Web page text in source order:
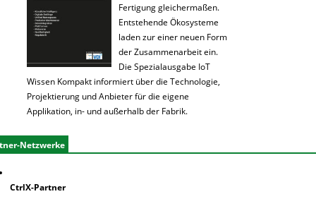
Fertigung gleichermaßen.
Entstehende Ökosysteme
laden zur einer neuen Form
der Zusammenarbeit ein.
Die Spezialausgabe IoT
Wissen Kompakt informiert über die Technologie,
Projektierung und Anbieter für die eigene
Applikation, in- und außerhalb der Fabrik.
Netzwerke
CtrlX-Partner